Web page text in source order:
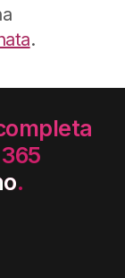
.
.